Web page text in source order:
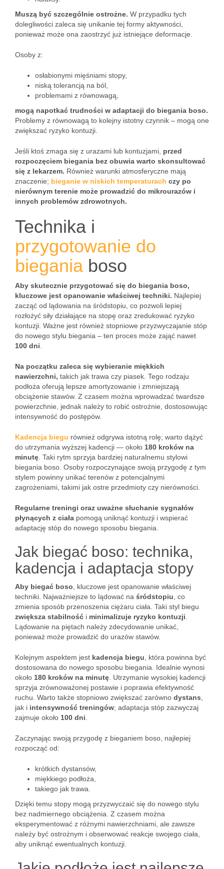
Muszą być szczególnie ostrożne. W przypadku tych
dolegliwości zaleca się unikanie tej formy aktywności,
ponieważ może ona zaostrzyć już istniejące deformacje.
Osoby z:
osłabionymi mięśniami stopy,
niską tolerancją na ból,
problemami z równowagą,
mogą napotkać trudności w adaptacji do biegania boso.
Problemy z równowagą to kolejny istotny czynnik – mogą one
zwiększać ryzyko kontuzji.
Jeśli ktoś zmaga się z urazami lub kontuzjami, przed
rozpoczęciem biegania bez obuwia warto skonsultować
się z lekarzem. Również warunki atmosferyczne mają
znaczenie; bieganie w niskich temperaturach czy po
nierównym terenie może prowadzić do mikrourazów i
innych problemów zdrowotnych.
Technika i
przygotowanie do
biegania boso
Aby skutecznie przygotować się do biegania boso,
kluczowe jest opanowanie właściwej techniki. Najlepiej
zacząć od lądowania na śródstopiu, co pozwoli lepiej
rozłożyć siły działające na stopę oraz zredukować ryzyko
kontuzji. Ważne jest również stopniowe przyzwyczajanie stóp
do nowego stylu biegania – ten proces może zająć nawet
100 dni
Na początku zaleca się wybieranie miękkich
nawierzchni, takich jak trawa czy piasek. Tego rodzaju
podłoża oferują lepsze amortyzowanie i zmniejszają
obciążenie stawów. Z czasem można wprowadzać twardsze
powierzchnie, jednak należy to robić ostrożnie, dostosowując
intensywność do postępów.
Kadencja biegu również odgrywa istotną rolę; warto dążyć
do utrzymania wyższej kadencji — około 180 kroków na
minutę . Taki rytm sprzyja bardziej naturalnemu stylowi
biegania boso. Osoby rozpoczynające swoją przygodę z tym
stylem powinny unikać terenów z potencjalnymi
zagrożeniami, takimi jak ostre przedmioty czy nierówności.
Regularne treningi oraz uważne słuchanie sygnałów
płynących z ciała pomogą uniknąć kontuzji i wspierać
adaptację stóp do nowego sposobu biegania.
Jak biegać boso: technika,
kadencja i adaptacja stopy
Aby biegać boso , kluczowe jest opanowanie właściwej
techniki. Najważniejsze to lądować na śródstopiu , co
zmienia sposób przenoszenia ciężaru ciała. Taki styl biegu
zwiększa stabilność i minimalizuje ryzyko kontuzji
Lądowanie na piętach należy zdecydowanie unikać,
ponieważ może prowadzić do urazów stawów.
Kolejnym aspektem jest kadencja biegu , która powinna być
dostosowana do nowego sposobu biegania. Idealnie wynosi
około 180 kroków na minutę . Utrzymanie wysokiej kadencji
sprzyja zrównoważonej postawie i poprawia efektywność
ruchu. Warto także stopniowo zwiększać zarówno dystans
jak i intensywność treningów; adaptacja stóp zazwyczaj
zajmuje około 100 dni
Zaczynając swoją przygodę z bieganiem boso, najlepiej
rozpocząć od:
krótkich dystansów,
miękkiego podłoża,
takiego jak trawa.
Dzięki temu stopy mogą przyzwyczaić się do nowego stylu
bez nadmiernego obciążenia. Z czasem można
eksperymentować z różnymi nawierzchniami, ale zawsze
należy być ostrożnym i obserwować reakcje swojego ciała,
aby uniknąć ewentualnych kontuzji.